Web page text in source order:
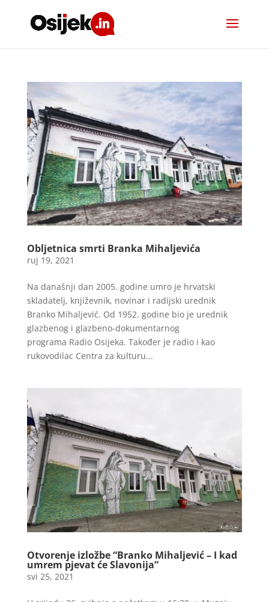
Obljetnica smrti Branka Mihaljevića
ruj 19, 2021
Na današnji dan 2005. godine umro je hrvatski
skladatelj, književnik, novinar i radijski urednik
Branko Mihaljević. Od 1952. godine bio je urednik
glazbenog i glazbeno-dokumentarnog
programa Radio Osijeka. Također je radio i kao
rukovodilac Centra za kulturu...
Otvorenje izložbe “Branko Mihaljević – I kad
umrem pjevat će Slavonija”
svi 25, 2021